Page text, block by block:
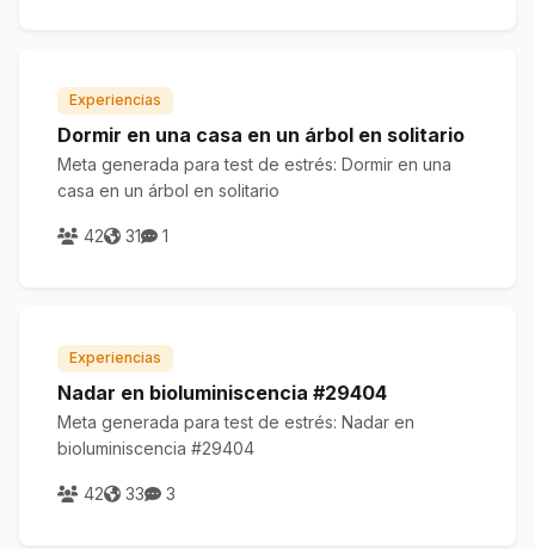
Experiencias
Dormir en una casa en un árbol en solitario
Meta generada para test de estrés: Dormir en una
casa en un árbol en solitario
42 31 1
Experiencias
Nadar en bioluminiscencia #29404
Meta generada para test de estrés: Nadar en
bioluminiscencia #29404
42 33 3